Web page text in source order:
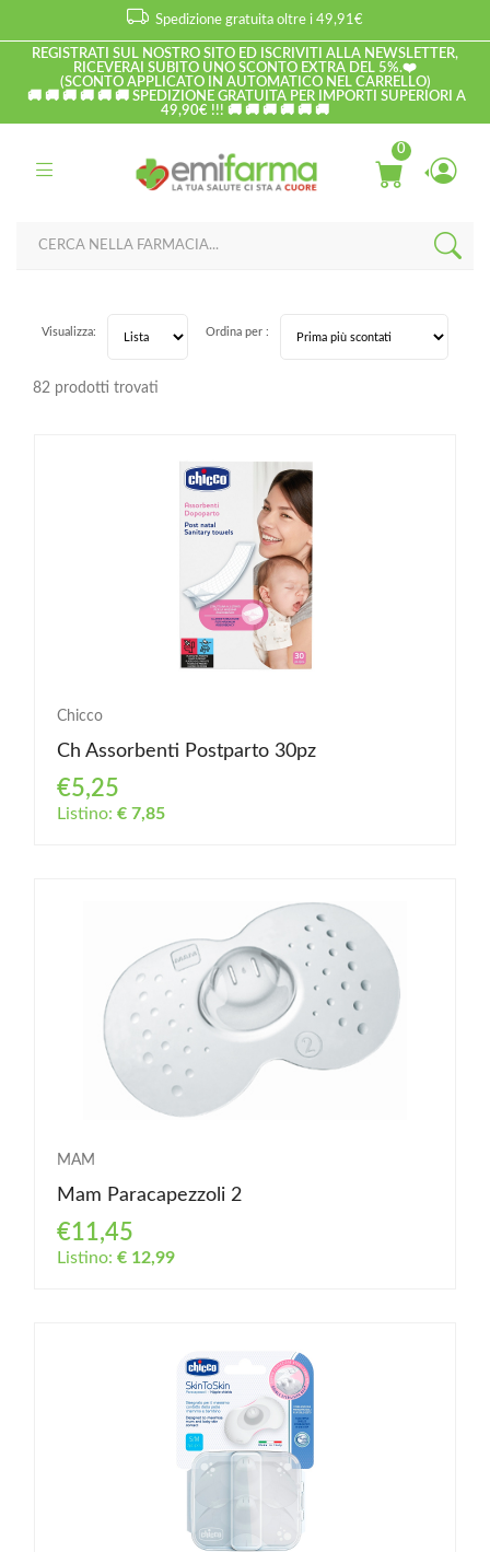
Spedizione gratuita oltre i 49,91€
REGISTRATI SUL NOSTRO SITO ED ISCRIVITI ALLA NEWSLETTER,
RICEVERAI SUBITO UNO SCONTO EXTRA DEL 5%.❤️
(SCONTO APPLICATO IN AUTOMATICO NEL CARRELLO)
🚚 🚚 🚚 🚚 🚚 🚚 SPEDIZIONE GRATUITA PER IMPORTI SUPERIORI A
49,90€ !!! 🚚 🚚 🚚 🚚 🚚 🚚
0
82 prodotti trovati
Visualizza: Ordina per :
Chicco
Ch Assorbenti Postparto 30pz
€5,25
Listino: € 7,85
MAM
Mam Paracapezzoli 2
€11,45
Listino: € 12,99